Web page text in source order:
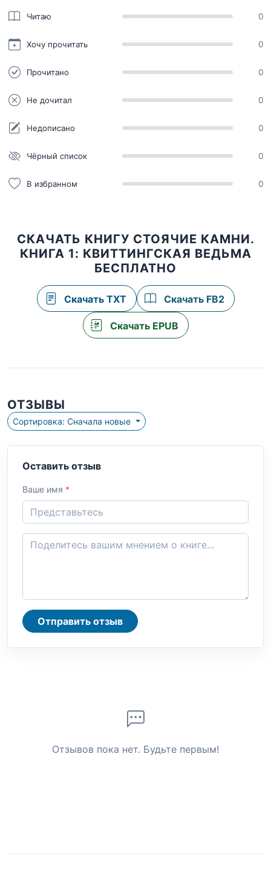
Читаю 0
Хочу прочитать 0
Прочитано 0
Не дочитал 0
Недописано 0
Чёрный список 0
В избранном 0
СКАЧАТЬ КНИГУ СТОЯЧИЕ КАМНИ.
КНИГА 1: КВИТТИНГСКАЯ ВЕДЬМА
БЕСПЛАТНО
Скачать TXT Скачать FB2
Скачать EPUB
ОТЗЫВЫ
Сортировка: Сначала новые
Оставить отзыв
Ваше имя *
Отправить отзыв
Отзывов пока нет. Будьте первым!